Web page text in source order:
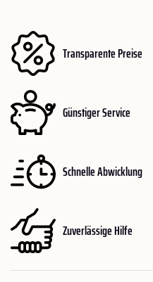
Transparente Preise
Günstiger Service
Schnelle Abwicklung
Zuverlässige Hilfe